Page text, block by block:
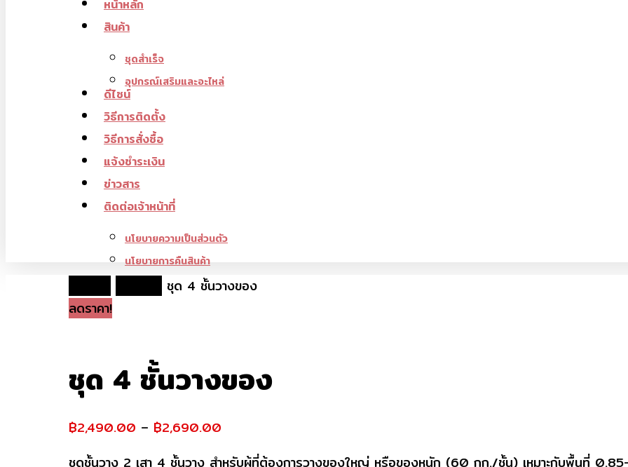
หน้าหลัก
สินค้า
ชุดสำเร็จ
อุปกรณ์เสริมและอะไหล่
ดีไซน์
วิธีการติดตั้ง
วิธีการสั่งซื้อ
แจ้งชำระเงิน
ข่าวสาร
ติดต่อเจ้าหน้าที่
นโยบายความเป็นส่วนตัว
นโยบายการคืนสินค้า
ชุด 4 ชั้นวางของ
ลดราคา!
ชุด 4 ชั้นวางของ
฿2,490.00 – ฿2,690.00
ชุดชั้นวาง 2 เสา 4 ชั้นวาง สำหรับผู้ที่ต้องการวางของใหญ่ หรือของหนัก (60 กก./ชั้น) เหมาะกับพื้นที่